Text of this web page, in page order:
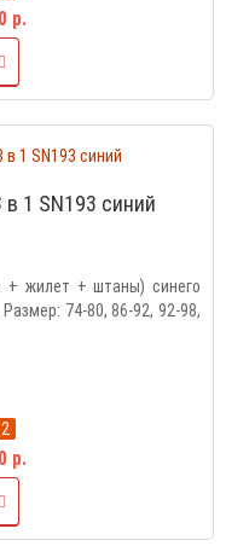
р.
1 SN193 синий
+ жилет + штаны) синего
74-80, 86-92, 92-98,
2
р.